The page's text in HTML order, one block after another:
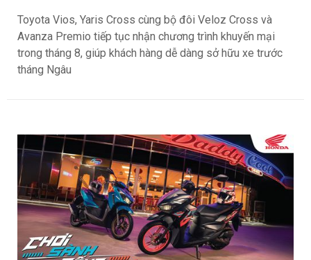
Toyota Vios, Yaris Cross cùng bộ đôi Veloz Cross và
Avanza Premio tiếp tục nhận chương trình khuyến mại
trong tháng 8, giúp khách hàng dễ dàng sở hữu xe trước
tháng Ngâu